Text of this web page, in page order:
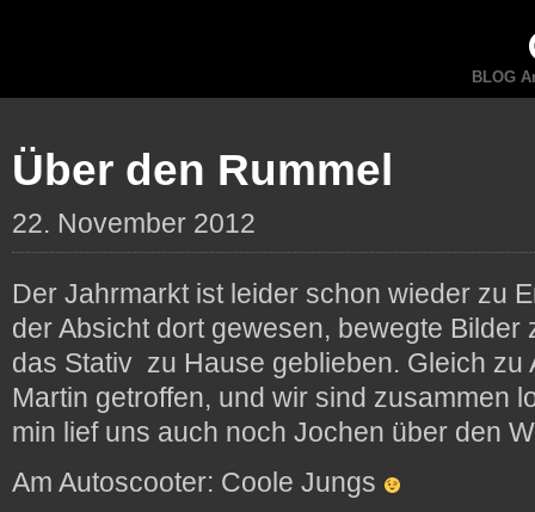
BLOG
Über den Rummel
22. November 2012
Der Jahrmarkt ist leider schon wieder zu
der Absicht dort gewesen, bewegte Bilder
das Stativ zu Hause geblieben. Gleich zu
Martin getroffen, und wir sind zusammen
min lief uns auch noch Jochen über den
Am Autoscooter: Coole Jungs